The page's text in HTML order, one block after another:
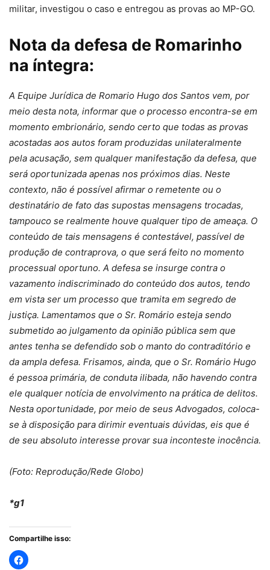
militar, investigou o caso e entregou as provas ao MP-GO.
Nota da defesa de Romarinho
na íntegra:
A Equipe Jurídica de Romario Hugo dos Santos vem, por
meio desta nota, informar que o processo encontra-se em
momento embrionário, sendo certo que todas as provas
acostadas aos autos foram produzidas unilateralmente
pela acusação, sem qualquer manifestação da defesa, que
será oportunizada apenas nos próximos dias. Neste
contexto, não é possível afirmar o remetente ou o
destinatário de fato das supostas mensagens trocadas,
tampouco se realmente houve qualquer tipo de ameaça. O
conteúdo de tais mensagens é contestável, passível de
produção de contraprova, o que será feito no momento
processual oportuno. A defesa se insurge contra o
vazamento indiscriminado do conteúdo dos autos, tendo
em vista ser um processo que tramita em segredo de
justiça. Lamentamos que o Sr. Romário esteja sendo
submetido ao julgamento da opinião pública sem que
antes tenha se defendido sob o manto do contraditório e
da ampla defesa. Frisamos, ainda, que o Sr. Romário Hugo
é pessoa primária, de conduta ilibada, não havendo contra
ele qualquer notícia de envolvimento na prática de delitos.
Nesta oportunidade, por meio de seus Advogados, coloca-
se à disposição para dirimir eventuais dúvidas, eis que é
de seu absoluto interesse provar sua inconteste inocência.
(Foto: Reprodução/Rede Globo)
*g1
Compartilhe isso: